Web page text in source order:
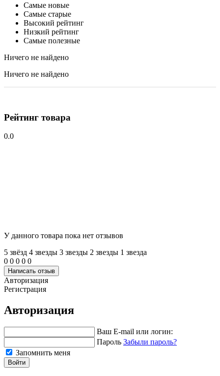
Самые новые
Самые старые
Высокий рейтинг
Низкий рейтинг
Самые полезные
Ничего не найдено
Ничего не найдено
Рейтинг товара
0.0
У данного товара пока нет отзывов
5 звёзд 4 звeзды 3 звeзды 2 звeзды 1 звeзда
0 0 0 0 0
Написать отзыв
Авторизация
Регистрация
Авторизация
Ваш E-mail или логин:
Пароль Забыли пароль?
Запомнить меня
Войти